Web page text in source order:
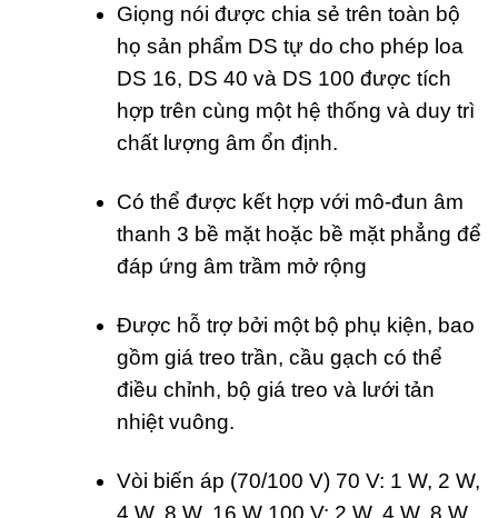
Giọng nói được chia sẻ trên toàn bộ
họ sản phẩm DS tự do cho phép loa
DS 16, DS 40 và DS 100 được tích
hợp trên cùng một hệ thống và duy trì
chất lượng âm ổn định.
Có thể được kết hợp với mô-đun âm
thanh 3 bề mặt hoặc bề mặt phẳng để
đáp ứng âm trầm mở rộng
Được hỗ trợ bởi một bộ phụ kiện, bao
gồm giá treo trần, cầu gạch có thể
điều chỉnh, bộ giá treo và lưới tản
nhiệt vuông.
Vòi biến áp (70/100 V) 70 V: 1 W, 2 W,
4 W, 8 W, 16 W 100 V: 2 W, 4 W, 8 W,